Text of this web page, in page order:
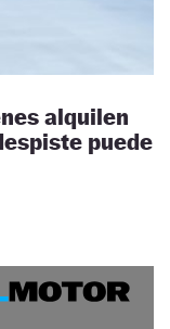
alquilen
puede